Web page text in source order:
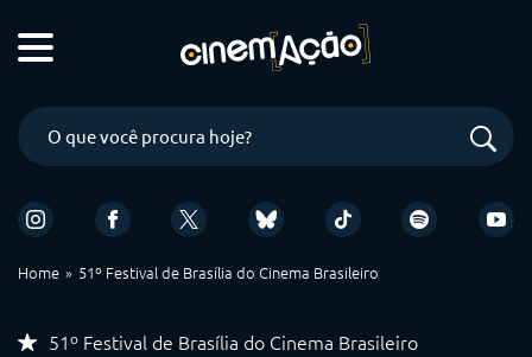
Home 51º Festival de Brasília do Cinema Brasileiro
51º Festival de Brasília do Cinema Brasileiro